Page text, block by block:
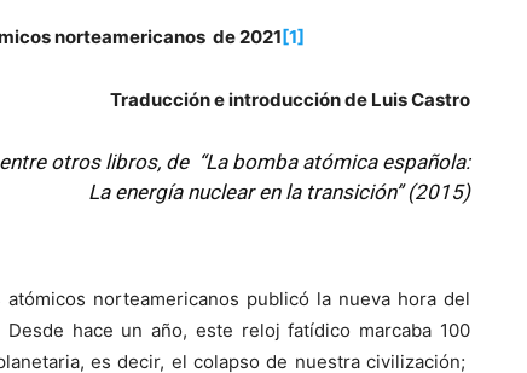
norteamericanos de 2021[1]
Traducción e introducción de Luis Castro
otros libros, de “La bomba atómica española:
La energía nuclear en la transición” (2015)
norteamericanos publicó la nueva hora del
Desde hace un año, este reloj fatídico marcaba 100
es decir, el colapso de nuestra civilización;